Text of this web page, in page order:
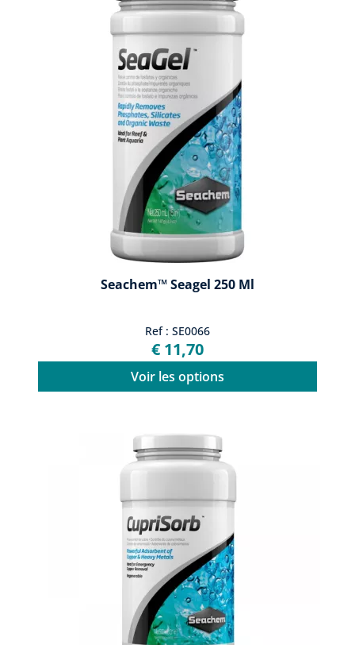
Seachem™ Seagel 250 Ml
Ref : SE0066
€ 11,70
Voir les options